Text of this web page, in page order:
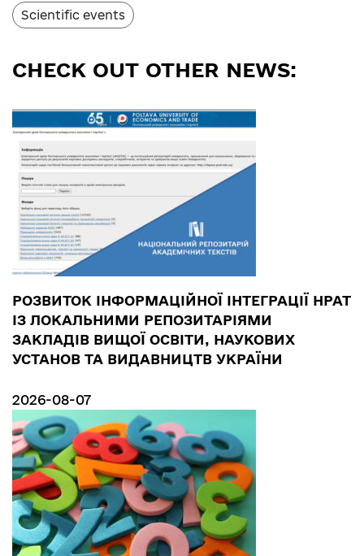
Scientific events
CHECK OUT OTHER NEWS:
РОЗВИТОК ІНФОРМАЦІЙНОЇ ІНТЕГРАЦІЇ НРАТ
ІЗ ЛОКАЛЬНИМИ РЕПОЗИТАРІЯМИ
ЗАКЛАДІВ ВИЩОЇ ОСВІТИ, НАУКОВИХ
УСТАНОВ ТА ВИДАВНИЦТВ УКРАЇНИ
2026-08-07